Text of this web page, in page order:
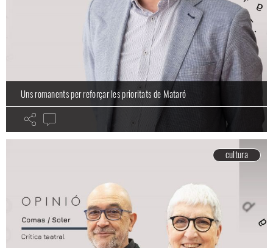
Uns romanents per reforçar les prioritats de Mataró
cultura